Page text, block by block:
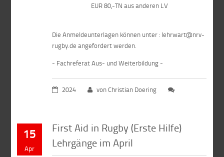
EUR 80,-TN aus anderen LV
Die Anmeldeunterlagen können unter : lehrwart@nrv-
rugby.de angefordert werden.
- Fachreferat Aus- und Weiterbildung -
2024 von Christian Doering
15
Apr
First Aid in Rugby (Erste Hilfe)
Lehrgänge im April